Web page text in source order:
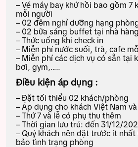
– Vé máy bay khứ hồi bao gồm 7
mỗi người
– 02 đêm nghỉ dưỡng hạng
– 02 bữa sáng buffet tại nhà
– Thức uống khi check in
– Miễn phí nước suối, trà, cafe
– Miễn phí các dịch vụ có sẵn tại
bơi, gym,…..
Điều kiện áp dụng :
– Đặt tối thiểu 02 khách/phòng
– Áp dụng cho khách Việt Nam
– Thứ 7 và lễ có phụ thu thêm
– Thời gian lưu trú: đến 31/12/
– Quý khách nên đặt trước ít nhất
bảo tình trạng phòng